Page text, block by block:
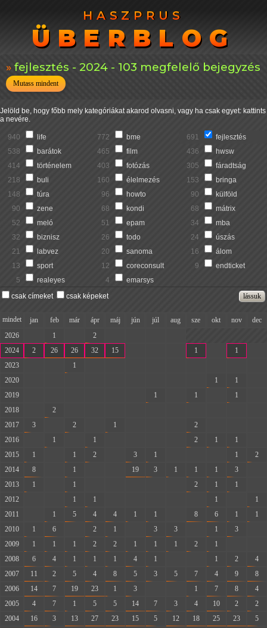
HASZPRUS
ÜBERBLOG
HASZPRUS
ÜBERBLOG
fejlesztés - 2024 - 103 megfelelő bejegyzés
Mutass mindent
Jelöld be, hogy főbb mely kategóriákat akarod olvasni, vagy ha csak egyet: kattints
a nevére.
940 life 772 bme 691
fejlesztés
538
barátok 465 film 436
hwsw
414
történelem 403 fotózás 305
fáradtság
218
buli 160 élelmezés 153
bringa
148
túra 96 howto 90
külföld
90
zene 68 kondi 68
mátrix
52
meló 51 epam 34
mba
32
biznisz 26 todo 24
úszás
21
labvez 20 sanoma 16
álom
13
sport 12 coreconsult 9
endticket
5
realeyes 4
emarsys
csak címeket
csak képeket
mindet jan feb már ápr máj jún júl aug sze okt nov
dec
2026
1 2
2024
2 26 26 32 15 1 1
2023
1
2020
1 1
2019
1 1 1
2018
2
2017
3 2 1 2
2016
1 1 2 1 1
2015
1 1 2 3 1 1
2
2014
8 1 19 3 1 1 1 3
2013
1 1 2 1 1
2012
1 1 1
1
2011
1 5 4 4 1 1 8 6 1
1
2010
1 6 2 1 3 3 1 3
2009
1 1 1 2 2 1 1 1 2 1
2008
6 4 1 1 1 4 1 1 2
4
2007
11 2 5 4 8 5 3 5 7 4 9
8
2006
14 7 19 23 1 3 1 7 8
4
2005
4 7 1 5 5 14 7 3 4 10 2
2
2004
16 3 13 27 23 15 5 12 18 25 23
5